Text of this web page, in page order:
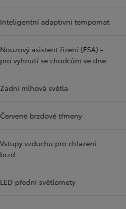
Inteligentní adaptivní tempomat
Nouzový asistent řízení (ESA) -
pro vyhnutí se chodcům ve dne
Zadní mlhová světla
Červené brzdové třmeny
Vstupy vzduchu pro chlazení
brzd
LED přední světlomety